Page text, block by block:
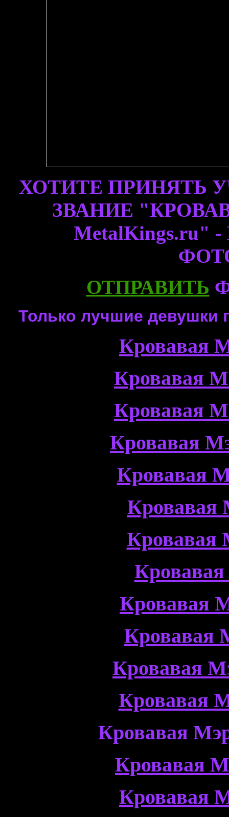
ХОТИТЕ ПРИНЯТЬ
ЗВАНИЕ
ОТПРАВИТЬ
Только лучшие девушки
Кровавая
Кровавая
Кровавая
Кровавая
Кровавая
Кровавая
Кровавая
Кровавая
Кровавая
Кровавая
Кровавая
Кровавая
Кровавая
Кровавая